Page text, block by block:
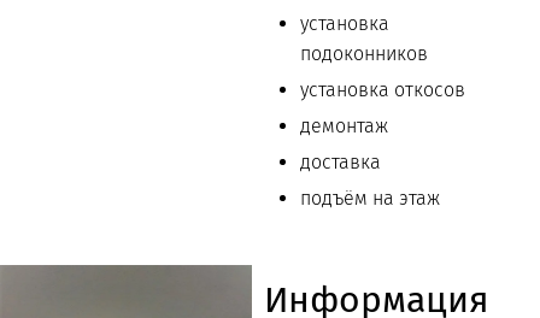
установка
подоконников
установка откосов
демонтаж
доставка
подъём на этаж
Информация